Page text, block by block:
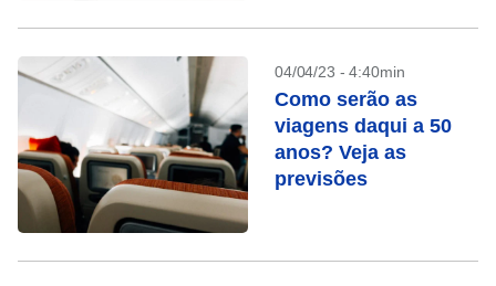
04/04/23 - 4:40min
Como serão as
viagens daqui a 50
anos? Veja as
previsões